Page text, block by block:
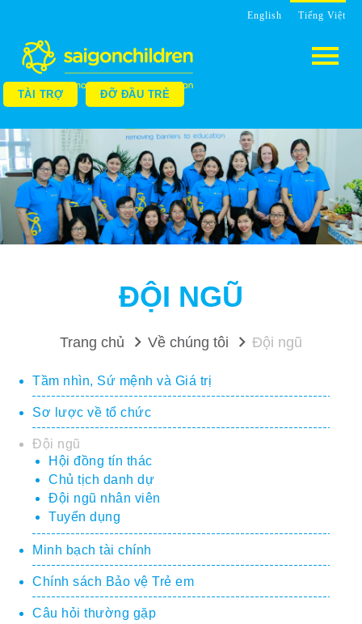
English Tiếng Việt
TÀI TRỢ ĐỠ ĐẦU TRẺ
ĐỘI NGŨ
Trang chủ Về chúng tôi Đội ngũ
Tầm nhìn, Sứ mệnh và Giá trị
Sơ lược về tổ chức
Đội ngũ
Hội đồng tín thác
Chủ tịch danh dự
Đội ngũ nhân viên
Tuyển dụng
Minh bạch tài chính
Chính sách Bảo vệ Trẻ em
Câu hỏi thường gặp